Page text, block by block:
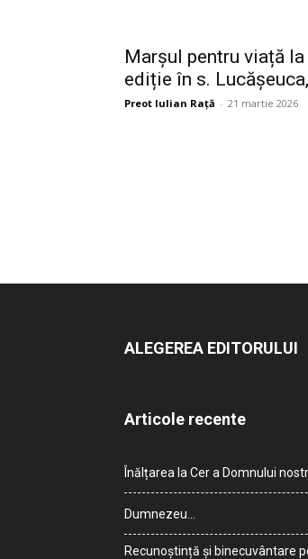
Marșul pentru viață
ediție în s.
Preot Iulian Raţă - 21 martie 2026
ALEGEREA EDITORULUI
Articole recente
Înălțarea la Cer a Domnului
Dumnezeu…
Recunoștință și binecuvântare